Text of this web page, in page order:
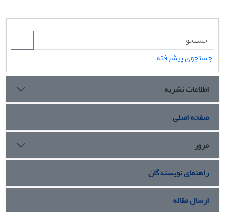
جستجوی پیشرفته
اطلاعات نشریه
صفحه اصلی
مرور
راهنمای نویسندگان
ارسال مقاله